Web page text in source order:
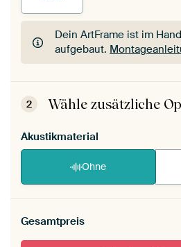
Dein ArtFrame ist im
aufgebaut.
Dein ArtFrame ist im
aufgebaut.
2 Wähle zusätzliche
Akustikmaterial
Ohne
Gesamtpreis